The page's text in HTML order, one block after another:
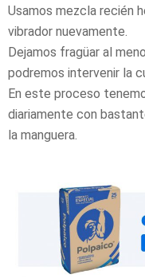
Usamos mezcla recién
vibrador nuevamente.
Dejamos fragüar al
podremos intervenir la
En este proceso
diariamente con
la manguera.